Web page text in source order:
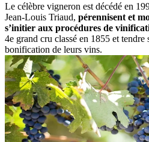
Le célèbre vigneron est décédé en
Jean-Louis Triaud, pérennisent et
s’initier aux procédures de
4e grand cru classé en 1855 et tendre
bonification de leurs vins.